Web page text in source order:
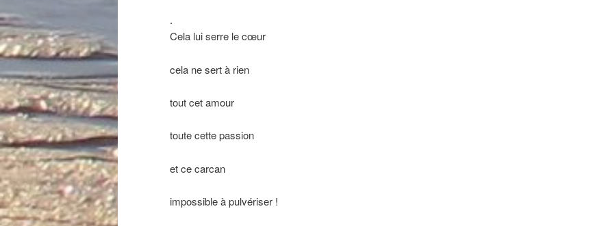
.
Cela lui serre le cœur
cela ne sert à rien
tout cet amour
toute cette passion
et ce carcan
impossible à pulvériser !